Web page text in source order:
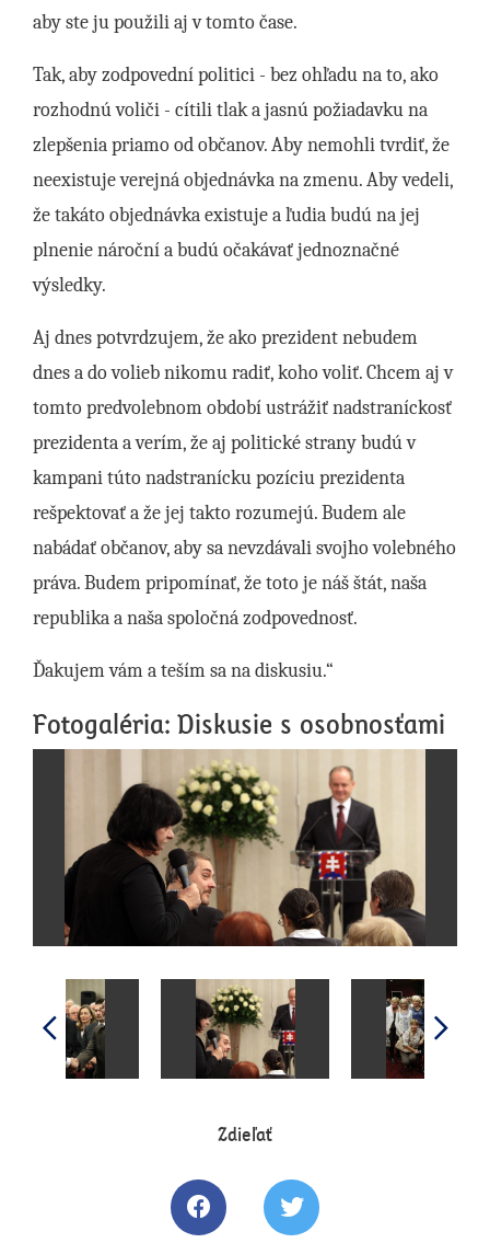
aby ste ju použili aj v tomto čase.
Tak, aby zodpovední politici - bez ohľadu na to, ako
rozhodnú voliči - cítili tlak a jasnú požiadavku na
zlepšenia priamo od občanov. Aby nemohli tvrdiť, že
neexistuje verejná objednávka na zmenu. Aby vedeli,
že takáto objednávka existuje a ľudia budú na jej
plnenie nároční a budú očakávať jednoznačné
výsledky.
Aj dnes potvrdzujem, že ako prezident nebudem
dnes a do volieb nikomu radiť, koho voliť. Chcem aj v
tomto predvolebnom období ustrážiť nadstraníckosť
prezidenta a verím, že aj politické strany budú v
kampani túto nadstranícku pozíciu prezidenta
rešpektovať a že jej takto rozumejú. Budem ale
nabádať občanov, aby sa nevzdávali svojho volebného
práva. Budem pripomínať, že toto je náš štát, naša
republika a naša spoločná zodpovednosť.
Ďakujem vám a teším sa na diskusiu.“
Fotogaléria: Diskusie s osobnosťami
Zdieľať
Zdielať článok na Facebooku
Tweetovať článok